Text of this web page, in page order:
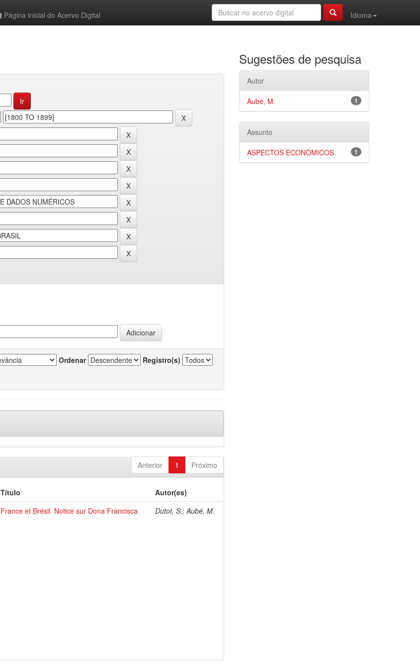
Página inicial do Acervo Digital
Idioma
Ordenar Registro(s)
Anterior 1 Próximo
Título
Autor(es)
France et Brésil. Notice sur Dona Francisca Dutot, S.; Aubé, M.
Sugestões de pesquisa
Autor
1
Aubé, M.
Assunto
1
ASPECTOS ECONÔMICOS